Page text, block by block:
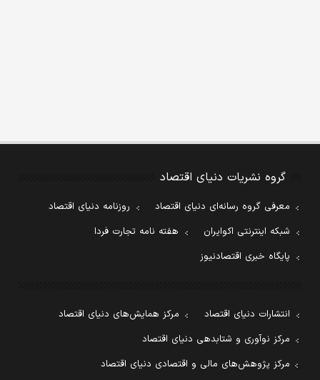
گروه نشریات دنیای اقتصاد
معرفی گروه رسانه‌ای دنیای اقتصاد
روزنامه دنیای اقتصاد
شبکه اینترنتی اکوایران
هفته نامه تجارت فردا
پایگاه خبری اقتصادنیوز
انتشارات دنیای اقتصاد
مرکز همایش‌های دنیای اقتصاد
مرکز نوآوری و شتابدهی دنیای اقتصاد
مرکز پژوهش‌های مالی و اقتصادی دنیای اقتصاد